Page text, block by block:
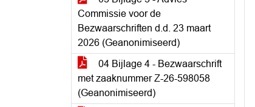
Commissie voor de
Bezwaarschriften d.d. 23 maart
2026 (Geanonimiseerd)
04 Bijlage 4 - Bezwaarschrift
met zaaknummer Z-26-598058
(Geanonimiseerd)